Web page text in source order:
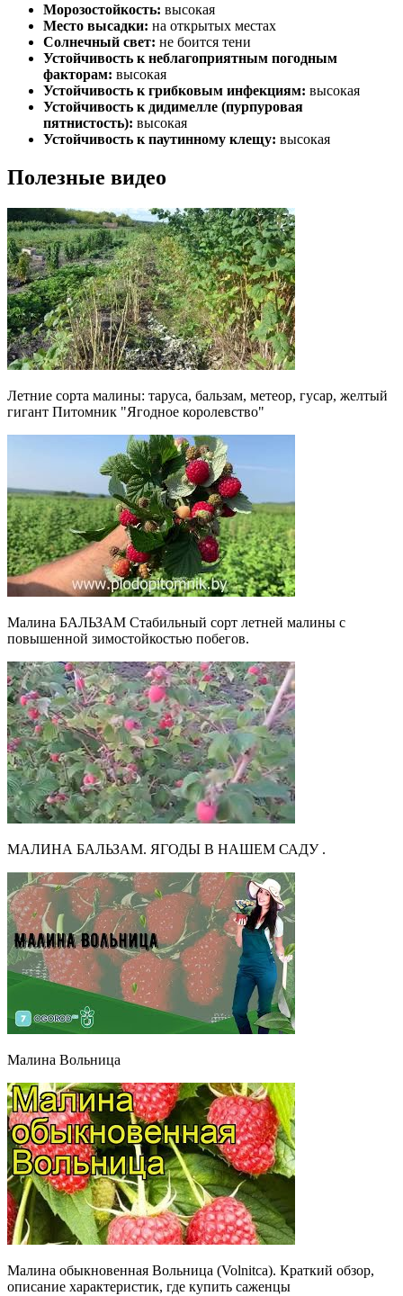
Морозостойкость: высокая
Место высадки: на открытых местах
Солнечный свет: не боится тени
Устойчивость к неблагоприятным погодным
факторам: высокая
Устойчивость к грибковым инфекциям: высокая
Устойчивость к дидимелле (пурпуровая
пятнистость): высокая
Устойчивость к паутинному клещу: высокая
Полезные видео
Летние сорта малины: таруса, бальзам, метеор, гусар, желтый
гигант Питомник "Ягодное королевство"
Малина БАЛЬЗАМ Стабильный сорт летней малины с
повышенной зимостойкостью побегов.
МАЛИНА БАЛЬЗАМ. ЯГОДЫ В НАШЕМ САДУ .
Малина Вольница
Малина обыкновенная Вольница (Volnitca). Краткий обзор,
описание характеристик, где купить саженцы